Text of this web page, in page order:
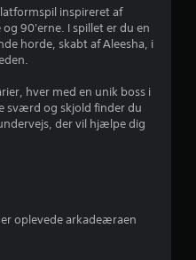
e
i
n
r
inspireret af
90'erne. I spillet er du en
horde, skabt af Aleesha, i
hver med en unik boss i
sværd og skjold finder du
der vil hjælpe dig
oplevede arkadeæraen